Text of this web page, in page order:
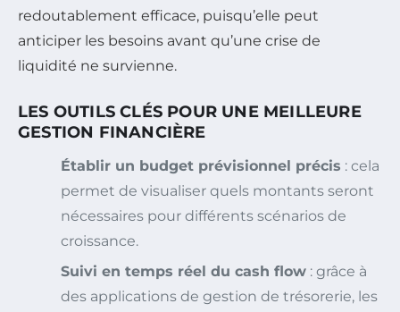
redoutablement efficace, puisqu’elle peut
anticiper les besoins avant qu’une crise de
liquidité ne survienne.
LES OUTILS CLÉS POUR UNE MEILLEURE
GESTION FINANCIÈRE
Établir un budget prévisionnel précis : cela
permet de visualiser quels montants seront
nécessaires pour différents scénarios de
croissance.
Suivi en temps réel du cash flow : grâce à
des applications de gestion de trésorerie, les